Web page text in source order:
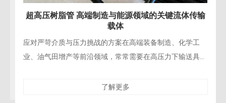
送具有
精密工程拆除的“柔性手术刀”在现代桥梁修复、建筑